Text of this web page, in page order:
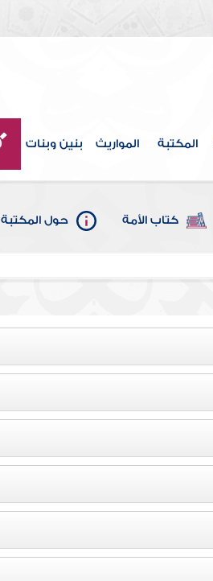
المكتبة المواريث بنين وبنات
كتاب الأمة حول المكتبة